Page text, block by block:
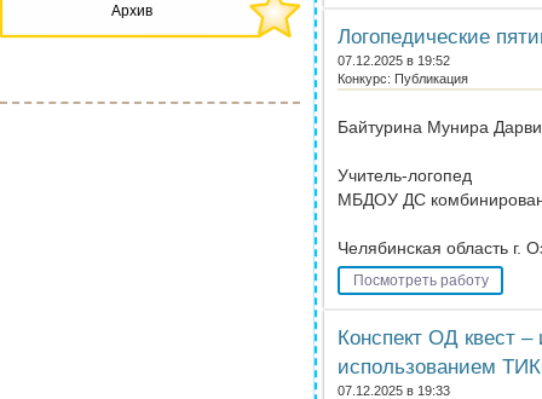
Архив
Логопедические
07.12.2025 в 19:52
Конкурс: Публикация
Байтурина Мунира
Учитель-логопед
МБДОУ ДС
Челябинская область г.
Посмотреть работу
Конспект ОД квест –
использованием
07.12.2025 в 19:33